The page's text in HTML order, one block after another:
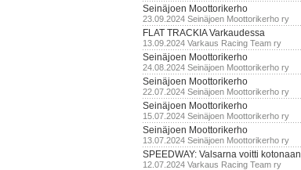
Seinäjoen Moottorikerho
23.09.2024 Seinäjoen Moottorikerho ry
FLAT TRACKIA Varkaudessa
13.09.2024 Varkaus Racing Team ry
Seinäjoen Moottorikerho
24.08.2024 Seinäjoen Moottorikerho ry
Seinäjoen Moottorikerho
22.07.2024 Seinäjoen Moottorikerho ry
Seinäjoen Moottorikerho
15.07.2024 Seinäjoen Moottorikerho ry
Seinäjoen Moottorikerho
13.07.2024 Seinäjoen Moottorikerho ry
SPEEDWAY: Valsarna voitti kotonaan
12.07.2024 Varkaus Racing Team ry